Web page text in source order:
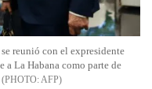
reunió con el expresidente
a La Habana como parte de
AFP